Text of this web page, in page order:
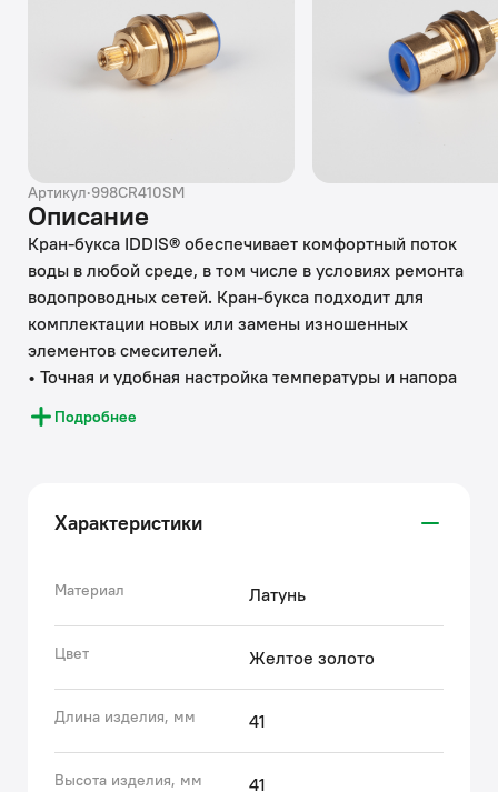
Артикул·998CR410SM
Описание
Кран-букса IDDIS® обеспечивает комфортный поток
воды в любой среде, в том числе в условиях ремонта
водопроводных сетей. Кран-букса подходит для
комплектации новых или замены изношенных
элементов смесителей.
• Точная и удобная настройка температуры и напора
воды возможна благодаря увеличенному (180˚) углу
поворота.
герметичными дисками, изготовленными из
износостойкой керамики.
зарубежных рынков, бренд IDDIS® стремится сделать
Накопленные экспертные знания помогают бренду
IDDIS® создавать комплектующие к смесителям,
подготовленные к российским условиям
эксплуатации.
• Гарантия на аксессуары к смесителям IDDIS® – 3
года.
Подробнее
Характеристики
Материал Латунь
Цвет Желтое золото
Длина изделия, мм 41
Высота изделия, мм 41